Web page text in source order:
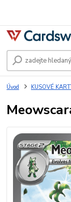
Úvod KUSOVÉ